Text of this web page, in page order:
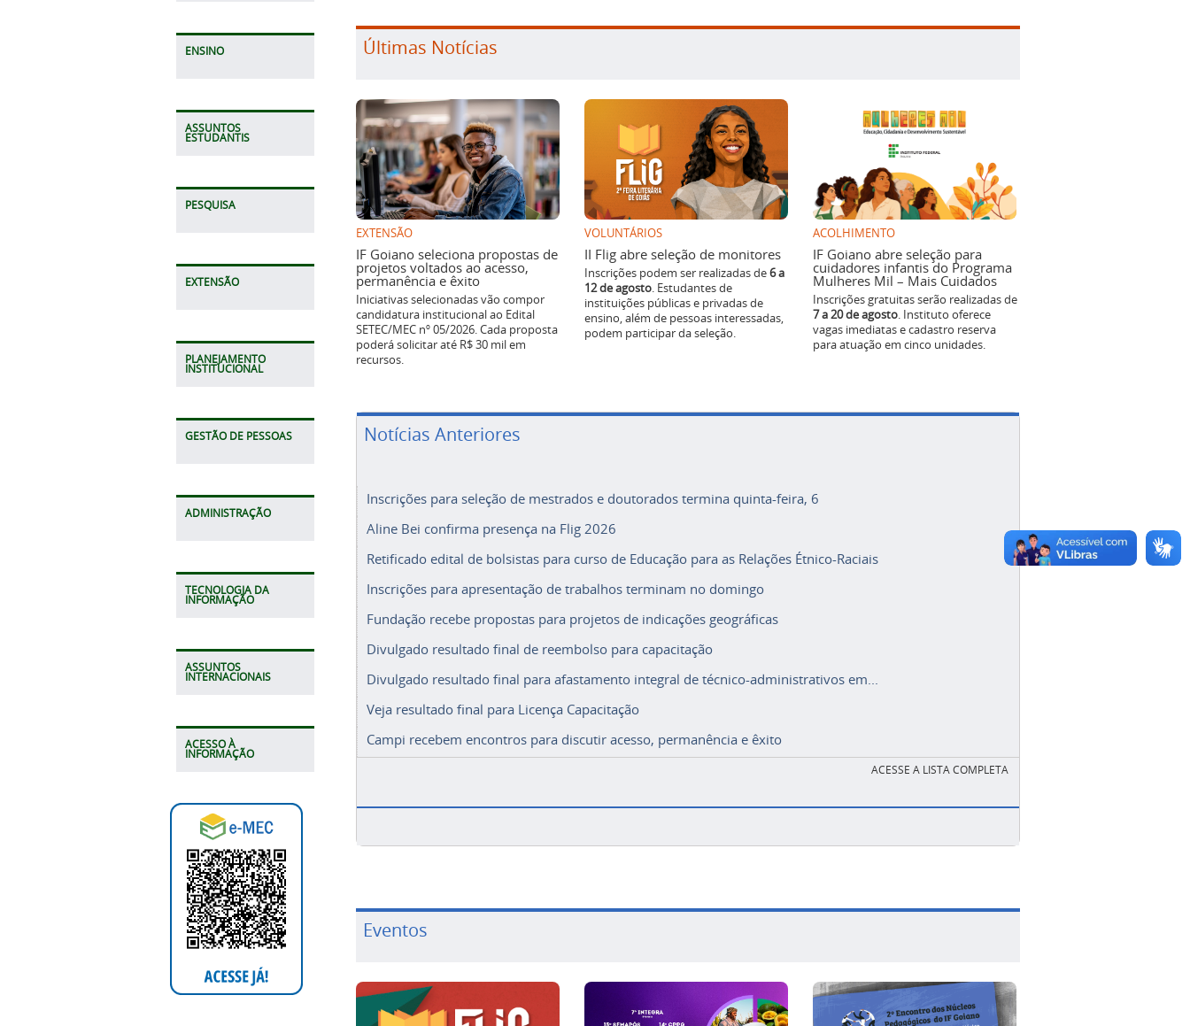
ENSINO
ASSUNTOS
ESTUDANTIS
PESQUISA
EXTENSÃO
PLANEJAMENTO
INSTITUCIONAL
GESTÃO DE PESSOAS
ADMINISTRAÇÃO
TECNOLOGIA DA
INFORMAÇÃO
ASSUNTOS
INTERNACIONAIS
ACESSO À
INFORMAÇÃO
Últimas Notícias
EXTENSÃO
IF Goiano seleciona propostas de
projetos voltados ao acesso,
permanência e êxito
Iniciativas selecionadas vão compor
candidatura institucional ao Edital
SETEC/MEC nº 05/2026. Cada proposta
poderá solicitar até R$ 30 mil em
recursos.
VOLUNTÁRIOS
II Flig abre seleção de monitores
Inscrições podem ser realizadas de6 a
12 de agosto. Estudantes de
instituições públicas e privadas de
ensino, além de pessoas interessadas,
podem participar da seleção.
ACOLHIMENTO
IF Goiano abre seleção para
cuidadores infantis do Programa
Mulheres Mil – Mais Cuidados
Inscrições gratuitas serão realizadas de
7 a 20 de agosto. Instituto oferece
vagas imediatas e cadastro reserva
para atuação em cinco unidades.
Notícias Anteriores
Inscrições para seleção de mestrados e doutorados termina quinta-feira, 6
Aline Bei confirma presença na Flig 2026
Retificado edital de bolsistas para curso de Educação para as Relações Étnico-Raciais
Inscrições para apresentação de trabalhos terminam no domingo
Fundação recebe propostas para projetos de indicações geográficas
Divulgado resultado final de reembolso para capacitação
Divulgado resultado final para afastamento integral de técnico-administrativos em...
Veja resultado final para Licença Capacitação
Campi recebem encontros para discutir acesso, permanência e êxito
ACESSE A LISTA COMPLETA
Eventos